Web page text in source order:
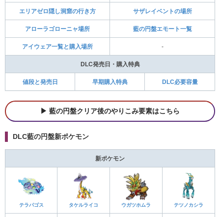
エリアゼロ隠し洞窟の行き方 サザレイベントの場所
アローラゴローニャ場所 藍の円盤エモート一覧
アイウェア一覧と購入場所 -
DLC発売日・購入特典
値段と発売日 早期購入特典 DLC必要容量
藍の円盤クリア後のやりこみ要素はこちら
DLC藍の円盤新ポケモン
新ポケモン
テラパゴス タケルライコ ウガツホムラ テツノカシラ